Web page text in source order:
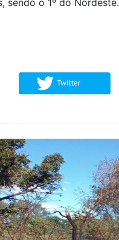
sendo o 1º do Nordeste.